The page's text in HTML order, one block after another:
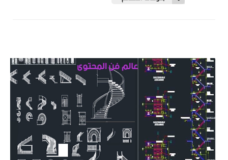
السفر والسياحة
الرحلات الدولية فيديو
الرحلات الدولية صور
الرحلات الداخلية فيديو